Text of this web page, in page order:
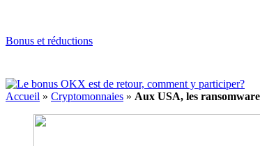
Bonus et réductions
Accueil » Cryptomonnaies » Aux USA, les